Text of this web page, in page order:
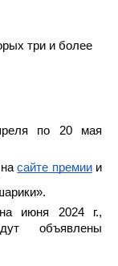
три и более
по 20 мая
на сайте премии и
июня 2024 г.,
объявлены